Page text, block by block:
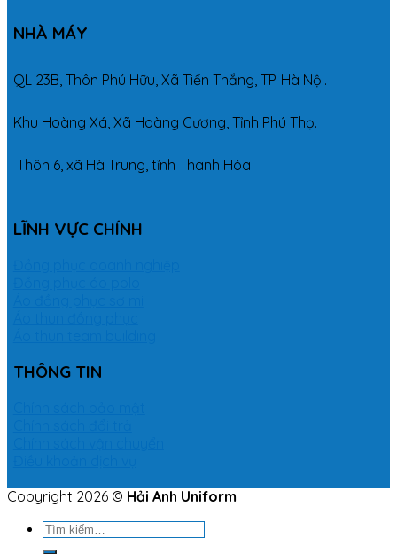
NHÀ MÁY
QL 23B, Thôn Phú Hữu, Xã Tiến Thắng, TP. Hà Nội.
Khu Hoàng Xá, Xã Hoàng Cương, Tỉnh Phú Thọ.
Thôn 6, xã Hà Trung, tỉnh Thanh Hóa
LĨNH VỰC CHÍNH
THÔNG TIN
Copyright 2026 © Hải Anh Uniform
Tìm